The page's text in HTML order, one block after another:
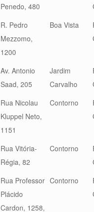
Penedo, 480
R. Pedro
Mezzomo,
1200
Boa Vista
Av. Antonio
Saad, 205
Jardim
Carvalho
Rua Nicolau
Kluppel Neto,
1151
Contorno
Rua Vitória-
Régia, 82
Contorno
Rua Professor
Plácido
Cardon, 1258,
Contorno